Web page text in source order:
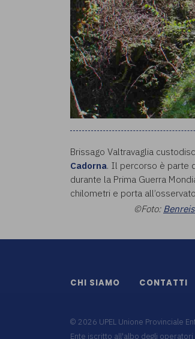
Brissago Valtravaglia
Cadorna. Il percorso è parte
durante la Prima Guerra
chilometri e porta
©Foto:
CHI SIAMO CONTATTI
© 2026 UPEL Unione Provinciale
Ente iscritto all'albo degli